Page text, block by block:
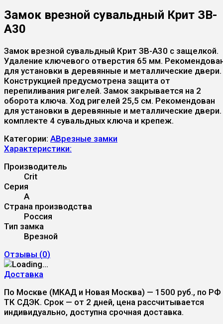
Замок врезной сувальдный Крит ЗВ-
A30
Замок врезной сувальдный Крит ЗВ-A30 с защелкой.
Удаление ключевого отверстия 65 мм.
для установки в деревянные и металлические двери.
Конструкцией предусмотрена защита от
перепиливания ригелей. Замок закрывается на 2
оборота ключа. Ход ригелей 25,5 см. Рекомендован
для установки в деревянные и металлические
комплекте 4 сувальдных ключа и крепеж.
Категории: АВрезные замки
Характеристики:
Производитель
Crit
Серия
А
Страна производства
Россия
Тип замка
Врезной
Отзывы (0)
Доставка
По Москве (МКАД и Новая Москва) — 1500 руб., по
ТК СДЭК. Срок — от 2 дней, цена рассчитывается
индивидуально, доступна срочная доставка.